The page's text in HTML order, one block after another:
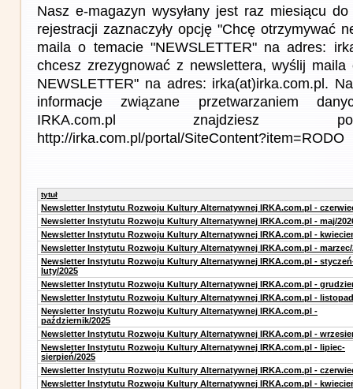
Nasz e-magazyn wysyłany jest raz miesiącu
rejestracji zaznaczyły opcję "Chcę otrzymywać
maila o temacie "NEWSLETTER" na adres:
chcesz zrezygnować z newslettera, wyślij
NEWSLETTER" na adres: irka(at)irka.com.pl.
informacje związane przetwarzaniem
IRKA.com.pl znajdziesz
http://irka.com.pl/portal/SiteContent?item=RODO
tytuł
Newsletter Instytutu Rozwoju Kultury Alternatywnej IRKA.com.pl -
Newsletter Instytutu Rozwoju Kultury Alternatywnej IRKA.com.pl - maj/
Newsletter Instytutu Rozwoju Kultury Alternatywnej IRKA.com.pl -
Newsletter Instytutu Rozwoju Kultury Alternatywnej IRKA.com.pl - marzec/
Newsletter Instytutu Rozwoju Kultury Alternatywnej IRKA.com.pl -
luty/2025
Newsletter Instytutu Rozwoju Kultury Alternatywnej IRKA.com.pl -
Newsletter Instytutu Rozwoju Kultury Alternatywnej IRKA.com.pl -
Newsletter Instytutu Rozwoju Kultury Alternatywnej IRKA.com.pl -
październik/2025
Newsletter Instytutu Rozwoju Kultury Alternatywnej IRKA.com.pl -
Newsletter Instytutu Rozwoju Kultury Alternatywnej IRKA.com.pl - lipiec-
sierpień/2025
Newsletter Instytutu Rozwoju Kultury Alternatywnej IRKA.com.pl -
Newsletter Instytutu Rozwoju Kultury Alternatywnej IRKA.com.pl -